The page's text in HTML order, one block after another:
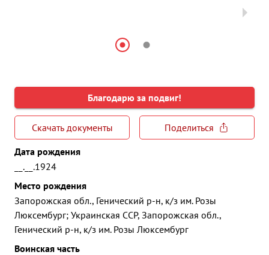
Благодарю за подвиг!
Скачать документы
Поделиться
Дата рождения
__.__.1924
Место рождения
Запорожская обл., Генический р-н, к/з им. Розы
Люксембург; Украинская ССР, Запорожская обл.,
Генический р-н, к/з им. Розы Люксембург
Воинская часть